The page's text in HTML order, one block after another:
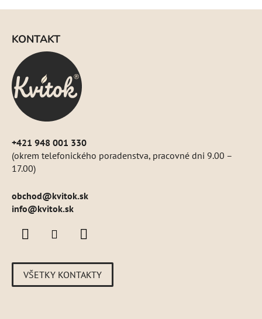
KONTAKT
+421 948 001 330
(okrem telefonického poradenstva, pracovné dni 9.00 –
17.00)
obchod@kvitok.sk
info@kvitok.sk
VŠETKY KONTAKTY